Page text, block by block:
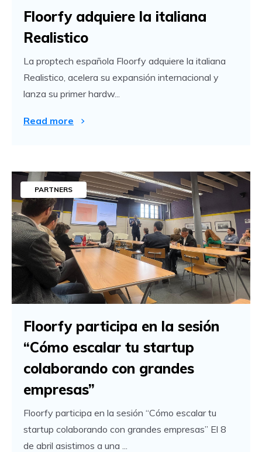
Floorfy adquiere la italiana
Realistico
La proptech española Floorfy adquiere la italiana
Realistico, acelera su expansión internacional y
lanza su primer hardw...
Read more
PARTNERS
Floorfy participa en la sesión
“Cómo escalar tu startup
colaborando con grandes
empresas”
Floorfy participa en la sesión “Cómo escalar tu
startup colaborando con grandes empresas” El 8
de abril asistimos a una ...